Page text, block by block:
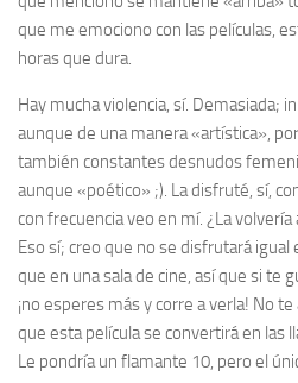
que me emociono con las películas,
horas que dura.
Hay mucha violencia, sí. Demasiada;
aunque de una manera «artística»,
también constantes desnudos
aunque «poético» ;). La disfruté, sí,
con frecuencia veo en mí. ¿La
Eso sí; creo que no se disfrutará
que en una sala de cine, así que si te
¡no esperes más y corre a verla! No
que esta película se convertirá en las
Le pondría un flamante 10, pero el